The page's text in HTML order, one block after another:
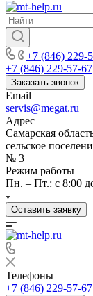
+7 (846) 229-
+7 (846) 229-57-67
Заказать звонок
Email
servis@megat.ru
Адрес
Самарская
сельское
№ 3
Режим работы
Пн. – Пт.: с 8:00
Оставить заявку
Телефоны
+7 (846) 229-57-67